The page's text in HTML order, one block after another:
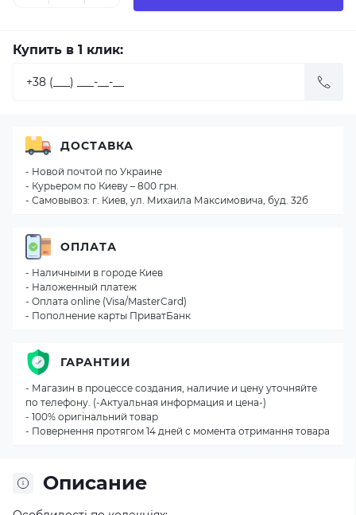
Купить в 1 клик:
Описание
ДОСТАВКА
- Новой почтой по Украине
- Курьером по Киеву – 800 грн.
- Самовывоз: г. Киев, ул. Михаила Максимовича, буд. 32б
ОПЛАТА
- Наличными в городе Киев
- Наложенный платеж
- Оплата online (Visa/MasterCard)
- Пополнение карты ПриватБанк
ГАРАНТИИ
- Магазин в процессе создания, наличие и цену уточняйте
по телефону. (-Актуальная информация и цена-)
- 100% оригінальний товар
- Повернення протягом 14 дней с момента отримання товара